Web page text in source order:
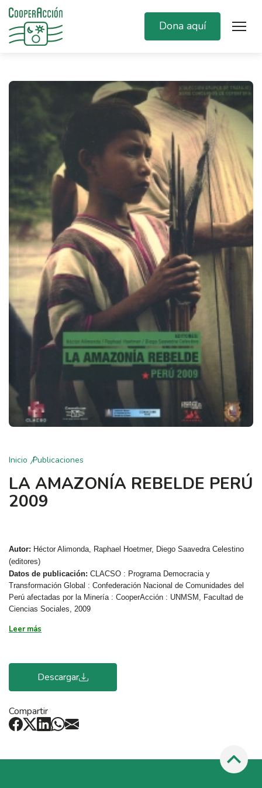
Dona aquí
Inicio Publicaciones
LA AMAZONÍA REBELDE PERÚ
2009
Autor: Héctor Alimonda, Raphael Hoetmer, Diego Saavedra Celestino
(editores)
Datos de publicación: CLACSO : Programa Democracia y
Transformación Global : Confederación Nacional de Comunidades del
Perú afectadas por la Minería : CooperAcción : UNMSM, Facultad de
Ciencias Sociales, 2009
Leer más
Descargar
Compartir